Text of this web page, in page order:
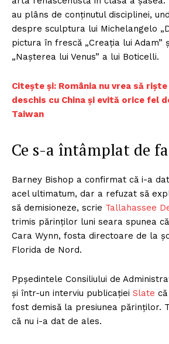
au plâns de conținutul disciplinei,
despre sculptura lui Michelangelo
pictura în frescă „Creația lui Adam”
„Nașterea lui Venus” a lui Boticelli.
Citește și: România nu vrea să
deschis cu China și evită orice fel
Taiwan
Ce s-a întâmplat de
Barney Bishop a confirmat că i-a
acel ultimatum, dar a refuzat să
să demisioneze, scrie Tallahassee
trimis părinților luni seara spunea
Cara Wynn, fosta directoare de la
Florida de Nord.
Ppședintele Consiliului de
și într-un interviu publicației Slate
fost demisă la presiunea părinților.
că nu i-a dat de ales.